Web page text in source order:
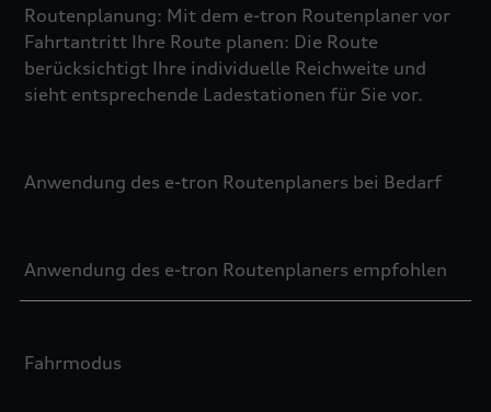
Routenplanung: Mit dem e-tron Routenplaner vor
Fahrtantritt Ihre Route planen: Die Route
berücksichtigt Ihre individuelle Reichweite und
sieht entsprechende Ladestationen für Sie vor.
Anwendung des e-tron Routenplaners bei Bedarf
Anwendung des e-tron Routenplaners empfohlen
Fahrmodus